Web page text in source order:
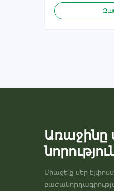
Առաջինը
Միացե՛ք մեր